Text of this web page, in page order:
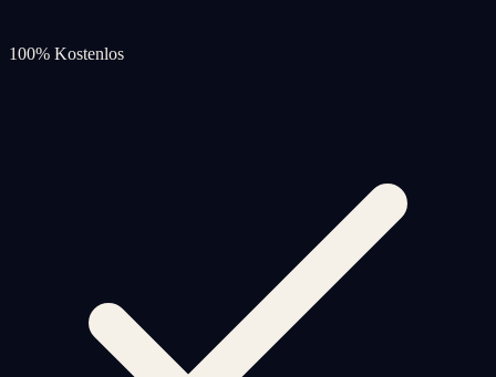
100% Kostenlos